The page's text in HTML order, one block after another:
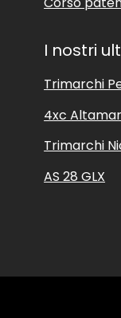
I nostri
Trimarchi
4xc
Trimarchi
AS 28 GLX